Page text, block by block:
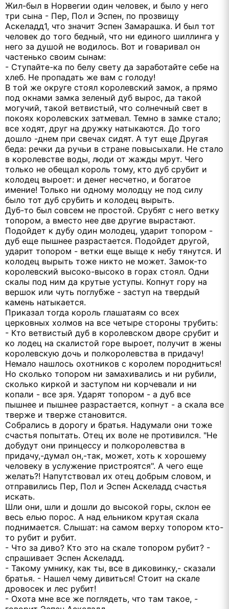
Жил-был в Норвегии один человек, и было у него
три сына - Пер, Пол и Эспен, по прозвищу
Аскеладд1, что значит Эспен Замарашка. И был тот
человек до того бедный, что ни единого шиллинга у
него за душой не водилось. Вот и говаривал он
частенько своим сынам:
- Ступайте-ка по белу свету да заработайте себе на
хлеб. Не пропадать же вам с голоду!
В той же округе стоял королевский замок, а прямо
под окнами замка зеленый дуб вырос, да такой
могучий, такой ветвистый, что солнечный свет в
покоях королевских затмевал. Темно в замке стало;
все ходят, друг на дружку натыкаются. До того
дошло -днем при свечах сидят. А тут еще Другая
беда: речки да ручьи в стране повысыхали. Не стало
в королевстве воды, люди от жажды мрут. Чего
только не обещал король тому, кто дуб срубит и
колодец выроет: и денег несчетно, и богатое
имение! Только ни одному молодцу не под силу
было тот дуб срубить и колодец вырыть.
Дуб-то был совсем не простой. Срубят с него ветку
топором, а вместо нее две другие вырастают.
Подойдет к дубу один молодец, ударит топором -
дуб еще пышнее разрастается. Подойдет другой,
ударит топором - ветки еще выще к небу тянутся. И
колодец вырыть тоже никто не может. Замок-то
королевский высоко-высоко в горах стоял. Одни
скалы под ним да крутые уступы. Копнут гору на
вершок или чуть поглубже - заступ на твердый
камень натыкается.
Приказал тогда король глашатаям со всех
церковных холмов на все четыре стороны трубить:
- Кто ветвистый дуб в королевском дворе срубит и
ко лодец на скалистой горе выроет, получит в жены
королевскую дочь и полкоролевства в придачу!
Немало нашлось охотников с королем породниться!
Но сколько топором ни замахивались и ни рубили,
сколько киркой и заступом ни корчевали и ни
копали - все зря. Ударят топором - а дуб все
пышнее и пышнее разрастается, копнут - а скала все
тверже и тверже становится.
Собрались в дорогу и братья. Надумали они тоже
счастья попытать. Отец их воле не противился. "Не
добудут они принцессу и полкоролевства в
придачу,-думал он,-так, может, хоть к хорошему
человеку в услужение пристроятся". А чего еще
желать?! Напутствовал их отец добрым словом, и
отправились Пер, Пол и Эспен Аскеладд счастья
искать.
Шли они, шли и дошли до высокой горы, склон ее
весь елью порос. А над ельником крутая скала
поднимается. Слышат: на самом верху топором кто-
то рубит и рубит.
- Что за диво? Кто это на скале топором рубит? -
спрашивает Эспен Аскеладд.
- Такому умнику, как ты, все в диковинку,- сказали
братья. - Нашел чему дивиться! Стоит на скале
дровосек и лес рубит!
- Охота мне все же поглядеть, что там такое, -